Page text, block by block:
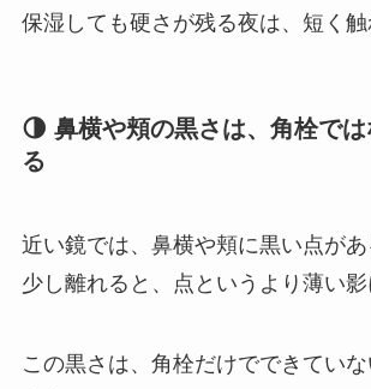
保湿しても硬さが残る夜は、短く触
🌗 鼻横や頬の黒さは、角栓で
る
近い鏡では、鼻横や頬に黒い点があ
少し離れると、点というより薄い影
この黒さは、角栓だけでできてい